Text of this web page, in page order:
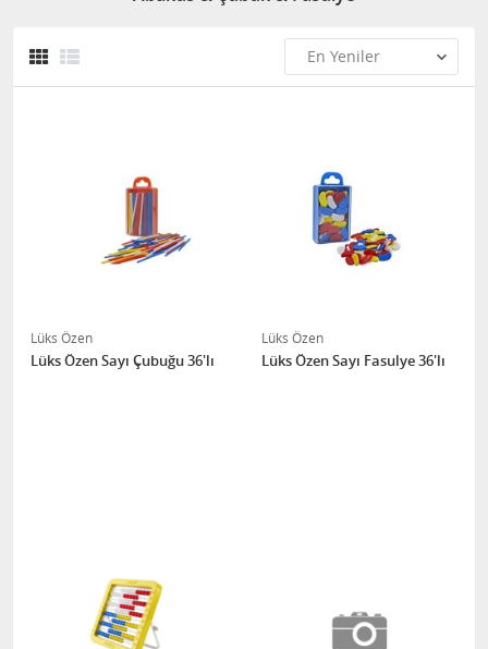
Lüks Özen
Lüks Özen Sayı Çubuğu 36'lı
Lüks Özen
Lüks Özen Sayı Fasulye 36'lı